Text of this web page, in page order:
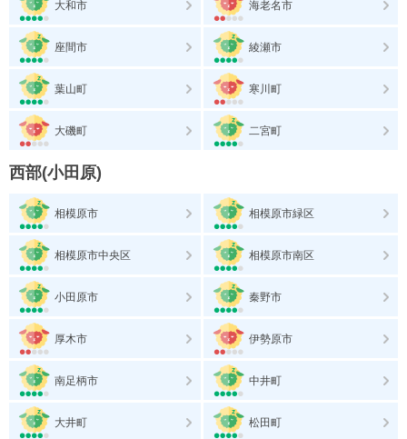
大和市 海老名市
座間市 綾瀬市
葉山町 寒川町
大磯町 二宮町
西部(小田原)
相模原市 相模原市緑区
相模原市中央区 相模原市南区
小田原市 秦野市
厚木市 伊勢原市
南足柄市 中井町
大井町 松田町